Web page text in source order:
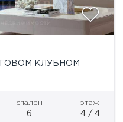
КЛУБНОМ
спален
6
этаж
4 / 4